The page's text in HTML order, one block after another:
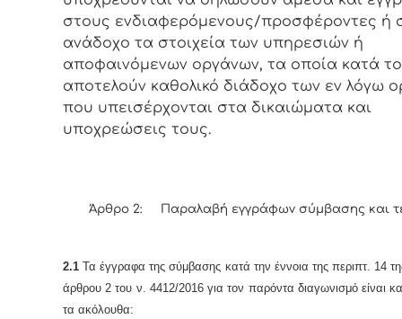
στους ενδιαφερόμενους/προσφέροντες ή
ανάδοχο τα στοιχεία των υπηρεσιών ή
αποφαινόμενων οργάνων, τα οποία κατά
αποτελούν καθολικό διάδοχο των εν λόγω
που υπεισέρχονται στα δικαιώματα και
υποχρεώσεις τους.
Άρθρο 2: Παραλαβή εγγράφων σύμβασης και
2.1 Τα έγγραφα της σύμβασης κατά την έννοια της περιπτ. 14
άρθρου 2 του ν. 4412/2016 για τον παρόντα διαγωνισμό είναι
τα ακόλουθα: